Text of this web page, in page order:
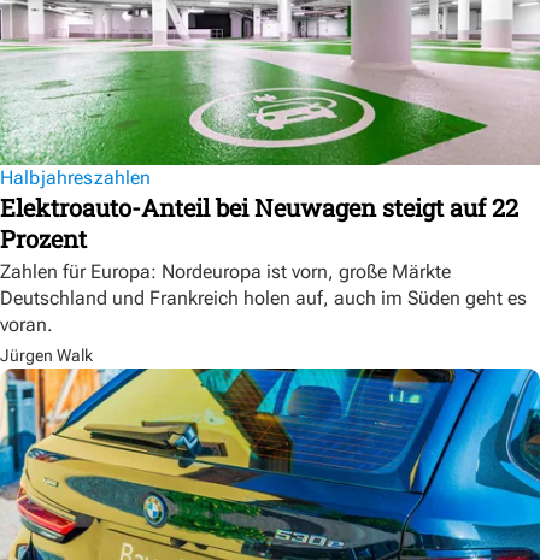
Halbjahreszahlen
Elektroauto-Anteil bei Neuwagen steigt auf 22
Prozent
Zahlen für Europa: Nordeuropa ist vorn, große Märkte
Deutschland und Frankreich holen auf, auch im Süden geht es
voran.
Jürgen Walk